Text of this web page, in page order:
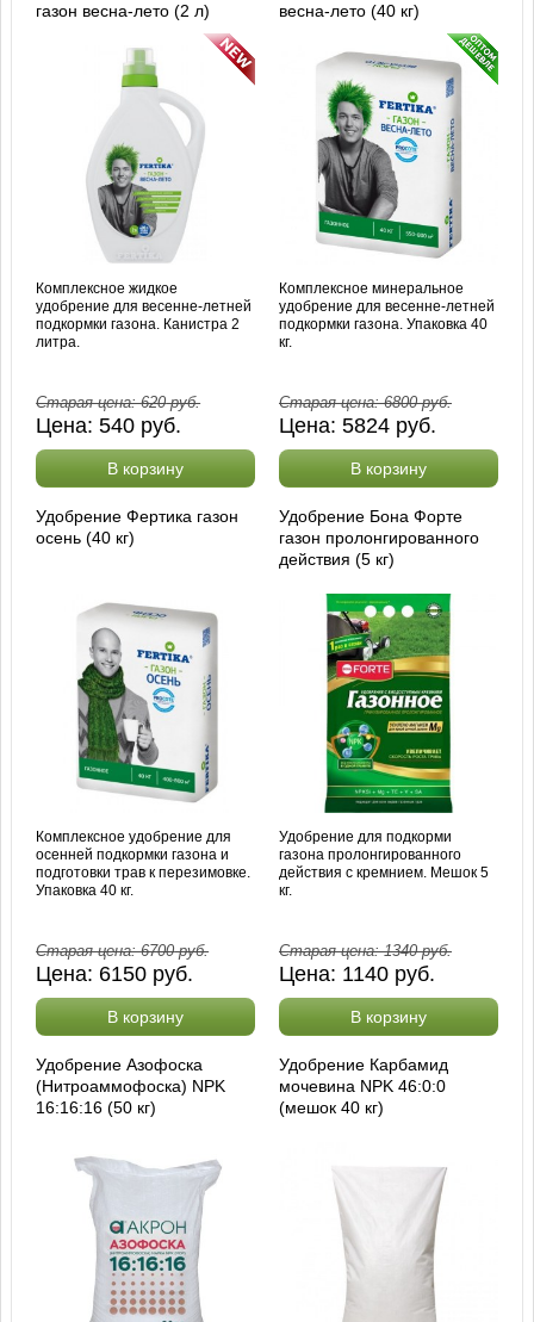
газон весна-лето (2 л)
Комплексное жидкое
удобрение для весенне-летней
подкормки газона. Канистра 2
литра.
Старая цена:620руб.
Цена:540 руб.
В корзину
весна-лето (40 кг)
Комплексное минеральное
удобрение для весенне-летней
подкормки газона. Упаковка 40
кг.
Старая цена:6800руб.
Цена: 5824 руб.
В корзину
Удобрение Фертика газон
осень (40 кг)
Комплексное удобрение для
осенней подкормки газона и
подготовки трав к перезимовке.
Упаковка 40 кг.
Старая цена:6700руб.
Цена: 6150 руб.
В корзину
Удобрение Бона Форте
газон пролонгированного
действия (5 кг)
Удобрение для подкорми
газона пролонгированного
действия с кремнием. Мешок 5
кг.
Старая цена:1340руб.
Цена: 1140 руб.
В корзину
Удобрение Азофоска
(Нитроаммофоска) NPK
16:16:16 (50 кг)
Удобрение Карбамид
мочевина NPK 46:0:0
(мешок 40 кг)